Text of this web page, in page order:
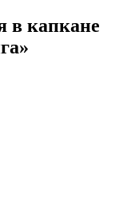
в капкане